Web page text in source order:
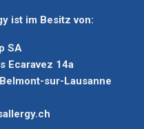
ist im Besitz von:
SA
Ecaravez 14a
sur-Lausanne